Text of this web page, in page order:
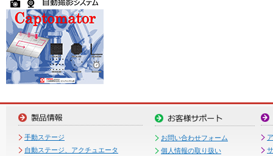
手動ステージ
自動ステージ、アクチュエータ
お問い合わせフォーム
個人情報の取り扱い